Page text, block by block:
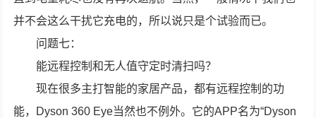
并不会这么干扰它充电的，所以说只是个试验而已。
问题七：
能远程控制和无人值守定时清扫吗？
现在很多主打智能的家居产品，都有远程控制的功
能，Dyson 360 Eye当然也不例外。它的APP名为“Dyson